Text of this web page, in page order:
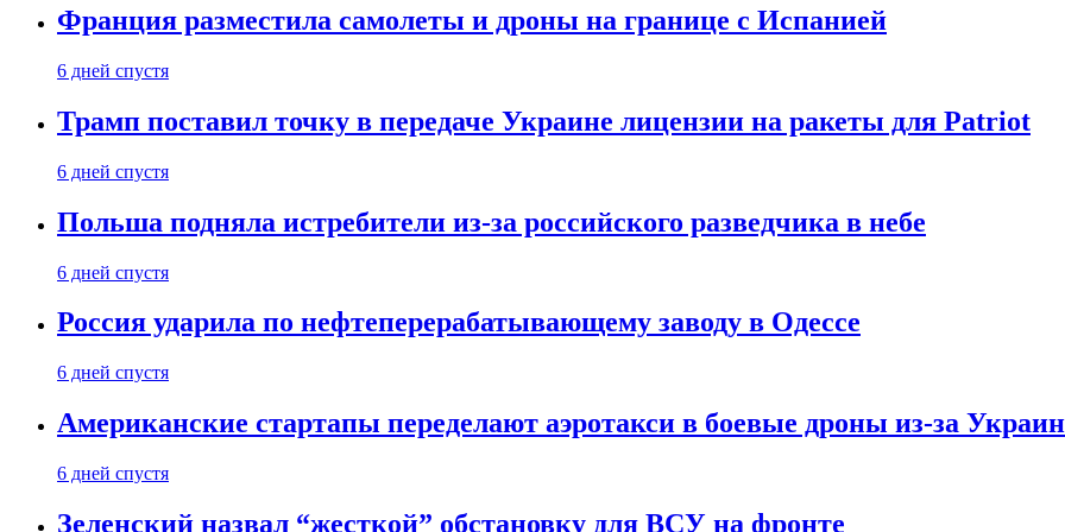
Франция разместила самолеты и дроны на границе с Испанией
6 дней спустя
Трамп поставил точку в передаче Украине лицензии на ракеты для Patriot
6 дней спустя
Польша подняла истребители из-за российского разведчика в небе
6 дней спустя
Россия ударила по нефтеперерабатывающему заводу в Одессе
6 дней спустя
Американские стартапы переделают аэротакси в боевые дроны из-за
6 дней спустя
Зеленский назвал “жесткой” обстановку для ВСУ на фронте